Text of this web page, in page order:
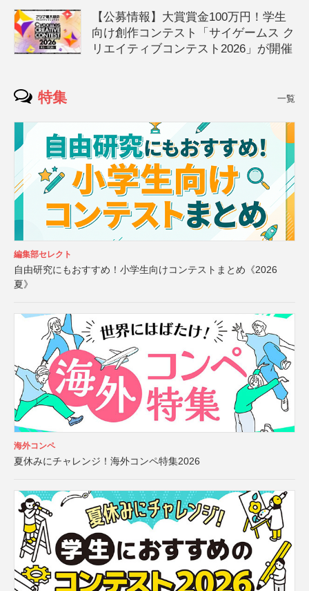
【公募情報】大賞賞金100万円！学生
向け創作コンテスト「サイゲームス ク
リエイティブコンテスト2026」が開催
特集 一覧
編集部セレクト
自由研究にもおすすめ！小学生向けコンテストまとめ《2026
夏》
海外コンペ
夏休みにチャレンジ！海外コンペ特集2026